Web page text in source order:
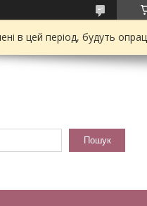
в цей період, будуть
Пошук